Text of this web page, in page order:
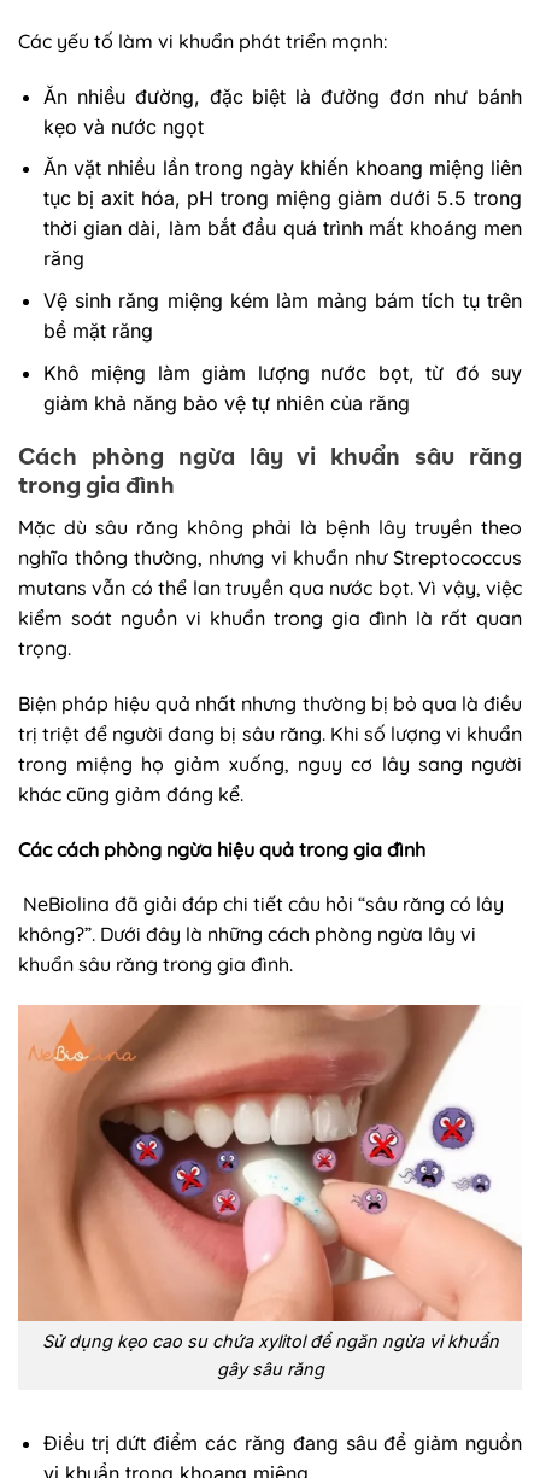
Các yếu tố làm vi khuẩn phát triển mạnh:
Ăn nhiều đường, đặc biệt là đường đơn như bánh
kẹo và nước ngọt
Ăn vặt nhiều lần trong ngày khiến khoang miệng liên
tục bị axit hóa, pH trong miệng giảm dưới 5.5 trong
thời gian dài, làm bắt đầu quá trình mất khoáng men
răng
Vệ sinh răng miệng kém làm mảng bám tích tụ trên
bề mặt răng
Khô miệng làm giảm lượng nước bọt, từ đó suy
giảm khả năng bảo vệ tự nhiên của răng
Cách phòng ngừa lây vi khuẩn sâu răng
trong gia đình
Mặc dù sâu răng không phải là bệnh lây truyền theo
nghĩa thông thường, nhưng vi khuẩn như Streptococcus
mutans vẫn có thể lan truyền qua nước bọt. Vì vậy, việc
kiểm soát nguồn vi khuẩn trong gia đình là rất quan
trọng.
Biện pháp hiệu quả nhất nhưng thường bị bỏ qua là điều
trị triệt để người đang bị sâu răng. Khi số lượng vi khuẩn
trong miệng họ giảm xuống, nguy cơ lây sang người
khác cũng giảm đáng kể.
Các cách phòng ngừa hiệu quả trong gia đình
NeBiolina đã giải đáp chi tiết câu hỏi “sâu răng có lây
không?”. Dưới đây là những cách phòng ngừa lây vi
khuẩn sâu răng trong gia đình.
Sử dụng kẹo cao su chứa xylitol để ngăn ngừa vi khuẩn
gây sâu răng
Điều trị dứt điểm các răng đang sâu để giảm nguồn
vi khuẩn trong khoang miệng